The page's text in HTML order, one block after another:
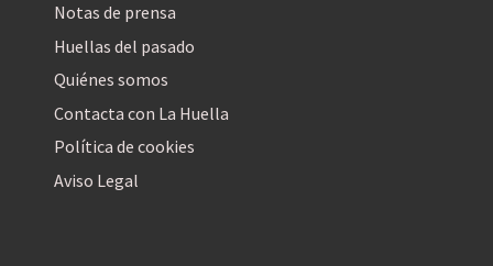
Notas de prensa
Huellas del pasado
Quiénes somos
Contacta con La Huella
Política de cookies
Aviso Legal